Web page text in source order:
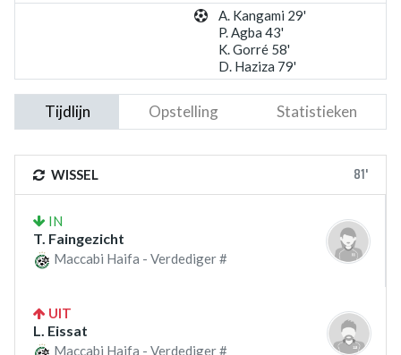
A. Kangami 29'
P. Agba 43'
K. Gorré 58'
D. Haziza 79'
Tijdlijn Opstelling Statistieken
WISSEL 81'
IN
T. Faingezicht
Maccabi Haifa - Verdediger #
UIT
L. Eissat
Maccabi Haifa - Verdediger #